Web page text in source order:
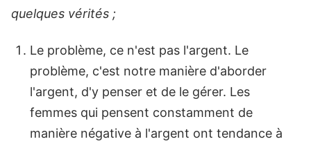
quelques vérités ;
Le problème, ce n'est pas l'argent. Le
problème, c'est notre manière d'aborder
l'argent, d'y penser et de le gérer. Les
femmes qui pensent constamment de
manière négative à l'argent ont tendance à